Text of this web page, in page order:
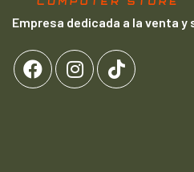
Empresa dedicada a la venta